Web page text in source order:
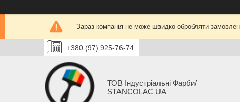
Зараз компанія не може швидко обробляти
+380 (97) 925-76-74
ТОВ Індустріальні Фарби/
STANCOLAC UA